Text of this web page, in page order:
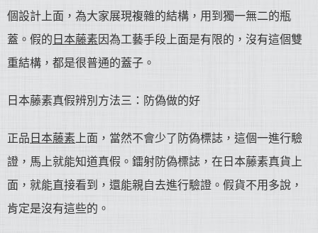
個設計上面，為大家展現複雜的結構，用到獨一無二的瓶
蓋。假的 日本藤素因為工藝手段上面是有限的，沒有這個雙
重結構，都是很普通的蓋子。
日本藤素真假辨別方法三：防偽做的好
正品 日本藤素上面，當然不會少了防偽標誌，這個一進行驗
證，馬上就能知道真假。鐳射防偽標誌，在日本藤素真貨上
面，就能直接看到，還能親自去進行驗證。假貨不用多說，
肯定是沒有這些的。